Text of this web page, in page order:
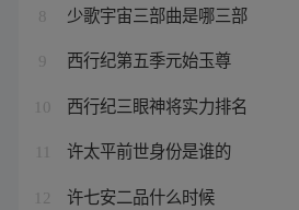
8 少歌宇宙三部曲是哪三部
9 西行纪第五季元始玉尊
10 西行纪三眼神将实力排名
许太平前世身份是谁的
12 许七安二品什么时候